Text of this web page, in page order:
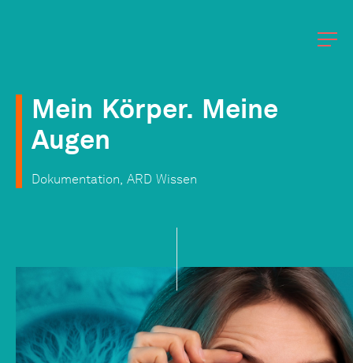
Mein Körper. Meine
Augen
Dokumentation, ARD Wissen